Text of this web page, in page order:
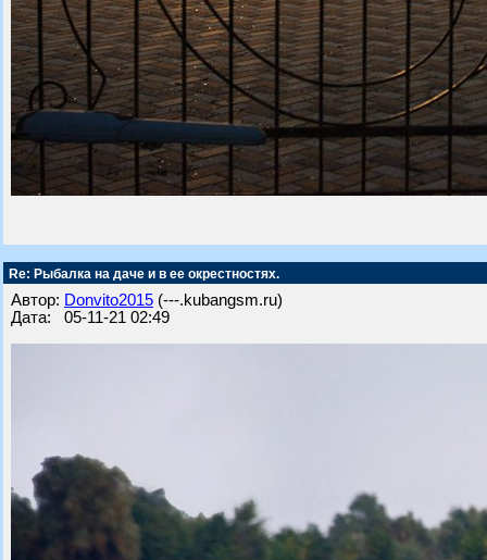
Re: Рыбалка на даче и в ее окрестностях.
Автор: Donvito2015 (---.kubangsm.ru)
Дата: 05-11-21 02:49